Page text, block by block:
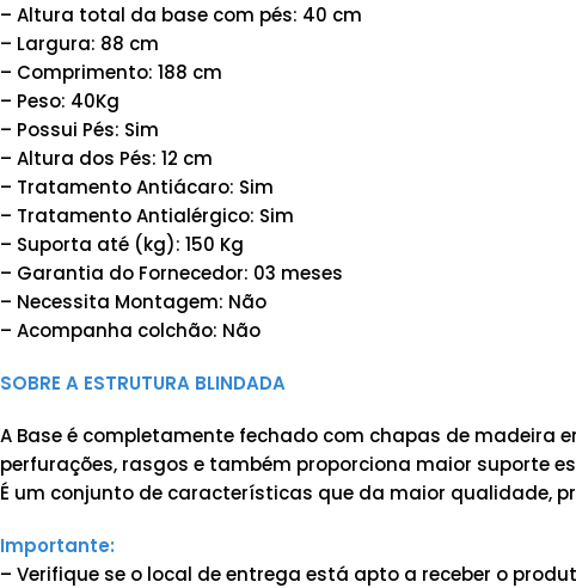
– Altura total da base com pés: 40 cm
– Largura: 88 cm
– Comprimento: 188 cm
– Peso: 40Kg
– Possui Pés: Sim
– Altura dos Pés: 12 cm
– Tratamento Antiácaro: Sim
– Tratamento Antialérgico: Sim
– Suporta até (kg): 150 Kg
– Garantia do Fornecedor: 03 meses
– Necessita Montagem: Não
– Acompanha colchão: Não
SOBRE A ESTRUTURA BLINDADA
A Base é completamente fechado com chapas de
perfurações, rasgos e também proporciona maior suporte
É um conjunto de características que da maior qualidade,
Importante:
– Verifique se o local de entrega está apto a receber o